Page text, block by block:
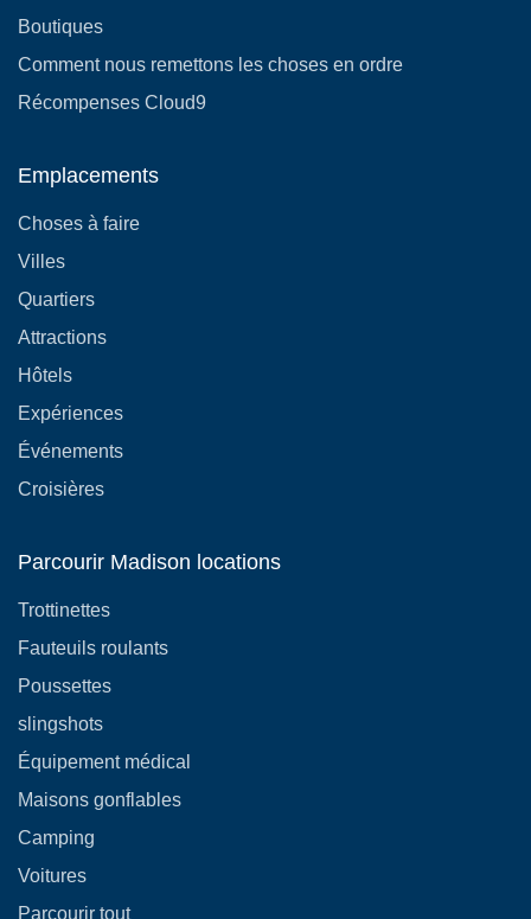
Boutiques
Comment nous remettons les choses en ordre
Récompenses Cloud9
Emplacements
Choses à faire
Villes
Quartiers
Attractions
Hôtels
Expériences
Événements
Croisières
Parcourir Madison locations
Trottinettes
Fauteuils roulants
Poussettes
slingshots
Équipement médical
Maisons gonflables
Camping
Voitures
Parcourir tout